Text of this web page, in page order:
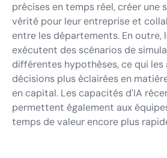
précises en temps réel, créer une
vérité pour leur entreprise et
entre les départements. En outre,
exécutent des scénarios de
différentes hypothèses, ce qui les
décisions plus éclairées en
en capital. Les capacités d'IA
permettent également aux
temps de valeur encore plus